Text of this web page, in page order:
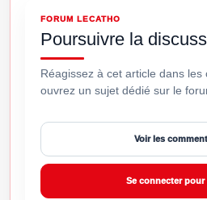
FORUM LECATHO
Poursuivre la
Réagissez à cet article dans les
ouvrez un sujet dédié sur le
Voir les
Se connecter pour